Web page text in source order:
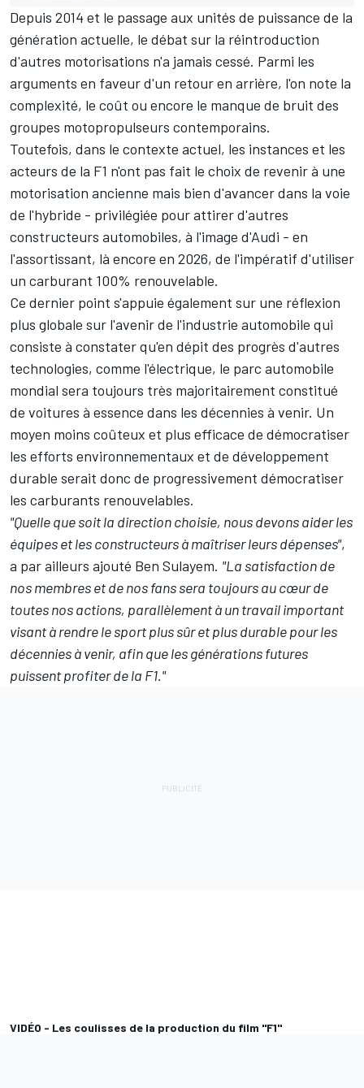
Depuis 2014 et le passage aux unités de puissance de la
génération actuelle, le débat sur la réintroduction
d'autres motorisations n'a jamais cessé. Parmi les
arguments en faveur d'un retour en arrière, l'on note la
complexité, le coût ou encore le manque de bruit des
groupes motopropulseurs contemporains.
Toutefois, dans le contexte actuel, les instances et les
acteurs de la F1 n'ont pas fait le choix de revenir à une
motorisation ancienne mais bien d'avancer dans la voie
de l'hybride - privilégiée pour attirer d'autres
constructeurs automobiles, à l'image d'Audi - en
l'assortissant, là encore en 2026, de l'impératif d'utiliser
un carburant 100% renouvelable.
Ce dernier point s'appuie également sur une réflexion
plus globale sur l'avenir de l'industrie automobile qui
consiste à constater qu'en dépit des progrès d'autres
technologies, comme l'électrique, le parc automobile
mondial sera toujours très majoritairement constitué
de voitures à essence dans les décennies à venir. Un
moyen moins coûteux et plus efficace de démocratiser
les efforts environnementaux et de développement
durable serait donc de progressivement démocratiser
les carburants renouvelables.
"Quelle que soit la direction choisie, nous devons aider les
équipes et les constructeurs à maîtriser leurs dépenses",
a par ailleurs ajouté Ben Sulayem. "La satisfaction de
nos membres et de nos fans sera toujours au cœur de
toutes nos actions, parallèlement à un travail important
visant à rendre le sport plus sûr et plus durable pour les
décennies à venir, afin que les générations futures
puissent profiter de la F1."
VIDÉO - Les coulisses de la production du film "F1"